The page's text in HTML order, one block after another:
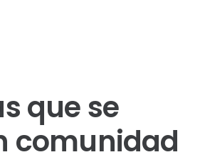
que se
comunidad